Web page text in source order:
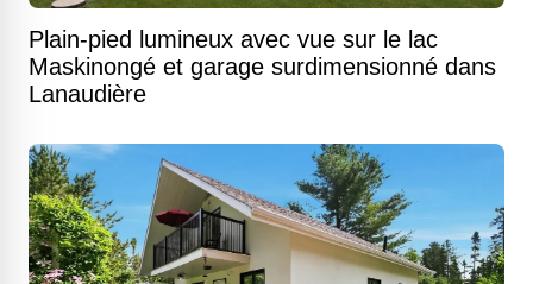
Plain-pied lumineux avec vue sur le lac
Maskinongé et garage surdimensionné dans
Lanaudière